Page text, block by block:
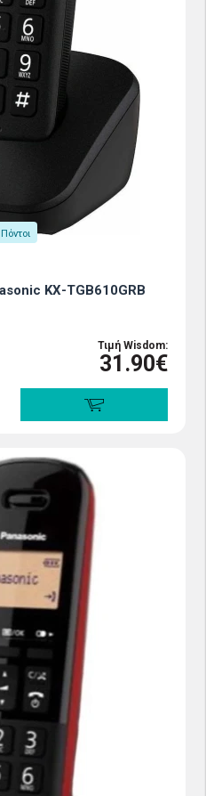
Πόντοι
ΚΧ-ΤGB610GRB
Τιμή Wisdom:
31.90€